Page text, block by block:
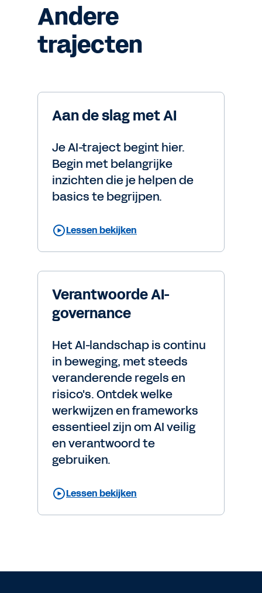
Andere
trajecten
Aan de slag met AI
Je AI-traject begint hier.
Begin met belangrijke
inzichten die je helpen de
basics te begrijpen.
Lessen bekijken
Verantwoorde AI-
governance
Het AI-landschap is continu
in beweging, met steeds
veranderende regels en
risico's. Ontdek welke
werkwijzen en frameworks
essentieel zijn om AI veilig
en verantwoord te
gebruiken.
Lessen bekijken